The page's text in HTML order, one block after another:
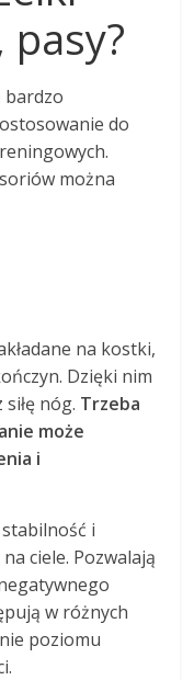
bardzo
do
można
na kostki,
Dzięki nim
nóg. Trzeba
może
i
i
ciele. Pozwalają
w różnych
poziomu